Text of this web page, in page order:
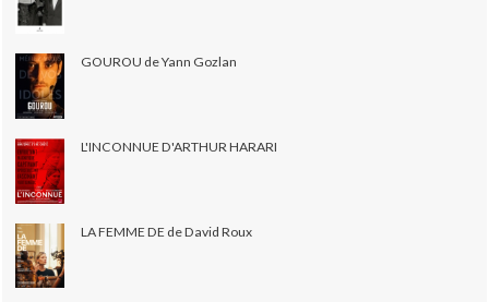
GOUROU de Yann Gozlan
L'INCONNUE D'ARTHUR HARARI
LA FEMME DE de David Roux